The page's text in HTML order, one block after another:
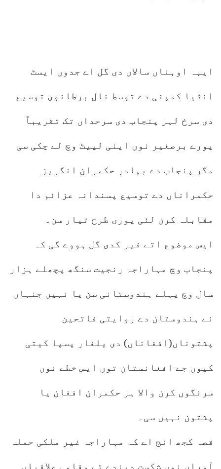
ایہہ اوہناں سالاں دی گل اے جدوں ایسٹ
انڈیا کمپنی دے توسط نال برطانوی توسیع
دی سرخ لہر پنجاب دی سرحداں تک تقریباً
پورے برصغیر نوں اپنی لپیٹ وچ لے چکی سی
مگر پنجاب دے بہادر حکمران انگریز
حکمراناں دے توسیع پسندانہ عزائم دا
مقابلہ کرن لئی پوری طرح تیار سن۔
ایس موضوع اتے فیر کدی گل ہووے گی کہ
پنجاب وچ مہاراجہ رنجیت سنگھ پچھلے ہزار
سال وچ پہلے ہندوستانی سن یا نہیں جنہاں
نے ہندوستان دے روایتی فاتحین
پشتوناں(افغاناں) دی یلغار پسپا کیتی
کیوں جے افغانستان توں ایس خطے نوں
سرنگوں کرن والا ہر حکمران افغان یا
پشتون نہیں سی۔
قصہ کجھ انج اے کہ مہاراجہ غیر ملکی حملہ
آوراں نوں شکست دیندے تے مقامی علاقیاں